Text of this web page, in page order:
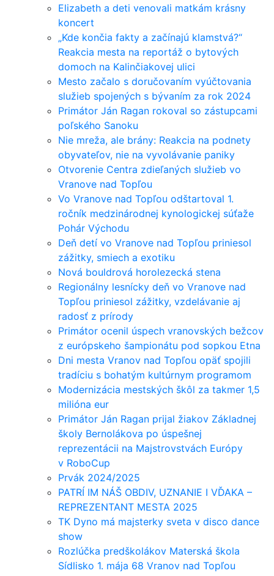
Elizabeth a deti venovali matkám krásny
koncert
„Kde končia fakty a začínajú klamstvá?“
Reakcia mesta na reportáž o bytových
domoch na Kalinčiakovej ulici
Mesto začalo s doručovaním vyúčtovania
služieb spojených s bývaním za rok 2024
Primátor Ján Ragan rokoval so zástupcami
poľského Sanoku
Nie mreža, ale brány: Reakcia na podnety
obyvateľov, nie na vyvolávanie paniky
Otvorenie Centra zdieľaných služieb vo
Vranove nad Topľou
Vo Vranove nad Topľou odštartoval 1.
ročník medzinárodnej kynologickej súťaže
Pohár Východu
Deň detí vo Vranove nad Topľou priniesol
zážitky, smiech a exotiku
Nová bouldrová horolezecká stena
Regionálny lesnícky deň vo Vranove nad
Topľou priniesol zážitky, vzdelávanie aj
radosť z prírody
Primátor ocenil úspech vranovských bežcov
z európskeho šampionátu pod sopkou Etna
Dni mesta Vranov nad Topľou opäť spojili
tradíciu s bohatým kultúrnym programom
Modernizácia mestských škôl za takmer 1,5
milióna eur
Primátor Ján Ragan prijal žiakov Základnej
školy Bernolákova po úspešnej
reprezentácii na Majstrovstvách Európy
v RoboCup
Prvák 2024/2025
PATRÍ IM NÁŠ OBDIV, UZNANIE I VĎAKA –
REPREZENTANT MESTA 2025
TK Dyno má majsterky sveta v disco dance
show
Rozlúčka predškolákov Materská škola
Sídlisko 1. mája 68 Vranov nad Topľou